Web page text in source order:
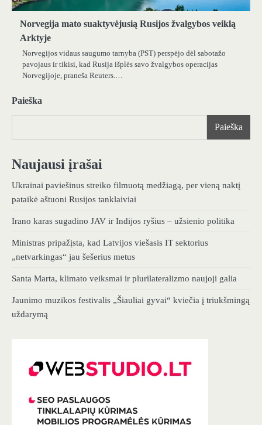
Norvegija mato suaktyvėjusią Rusijos žvalgybos veiklą
Arktyje
Norvegijos vidaus saugumo tarnyba (PST) perspėjo dėl sabotažo
pavojaus ir tikisi, kad Rusija išplės savo žvalgybos operacijas
Norvegijoje, praneša Reuters.…
Paieška
Paieška
Naujausi įrašai
Ukrainai paviešinus streiko filmuotą medžiagą, per vieną naktį
pataikė aštuoni Rusijos tanklaiviai
Irano karas sugadino JAV ir Indijos ryšius – užsienio politika
Ministras pripažįsta, kad Latvijos viešasis IT sektorius
„netvarkingas“ jau šešerius metus
Santa Marta, klimato veiksmai ir plurilateralizmo naujoji galia
Jaunimo muzikos festivalis „Šiauliai gyvai“ kviečia į triukšmingą
uždarymą